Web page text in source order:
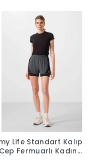
Life Standart Kalıp
Fermuarlı Kadın